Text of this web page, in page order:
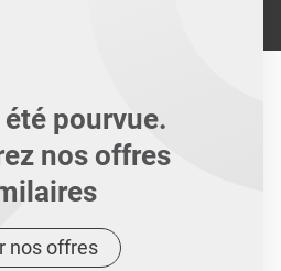
été pourvue.
nos offres
nos offres